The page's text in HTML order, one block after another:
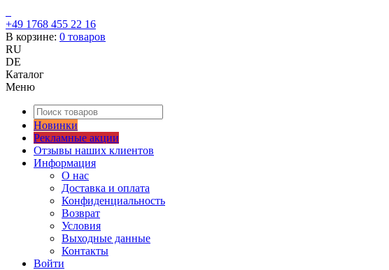
+49 1768 455 22 16
В корзине: 0 товаров
RU
DE
Каталог
Меню
Новинки
Рекламные акции
Отзывы наших клиентов
Информация
О нас
Доставка и оплата
Конфиденциальность
Возврат
Условия
Выходные данные
Контакты
Войти